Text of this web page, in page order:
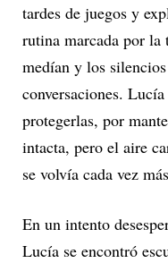
tardes de juegos y
rutina marcada por la
medían y los
conversaciones.
protegerlas, por
intacta, pero el aire
se volvía cada vez
En un intento
Lucía se encontró